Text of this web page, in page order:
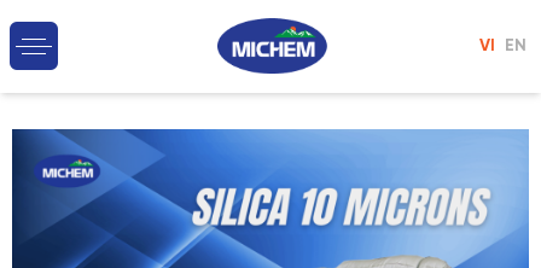
VI EN